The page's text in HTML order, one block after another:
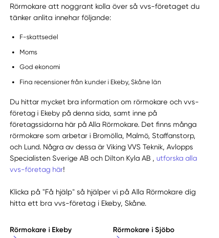
Rörmokare att noggrant kolla över så vvs-företaget du
tänker anlita innehar följande:
F-skattsedel
Moms
God ekonomi
Fina recensioner från kunder i Ekeby, Skåne län
Du hittar mycket bra information om rörmokare och vvs-
företag i Ekeby på denna sida, samt inne på
företagssidorna här på Alla Rörmokare. Det finns många
rörmokare som arbetar i Bromölla, Malmö, Staffanstorp,
och Lund. Några av dessa är Viking VVS Teknik, Avlopps
Specialisten Sverige AB och Dilton Kyla AB ,utforska alla
vvs-företag här!
Klicka på "Få hjälp" så hjälper vi på Alla Rörmokare dig
hitta ett bra vvs-företag i Ekeby, Skåne.
Rörmokare i Ekeby Rörmokare i Sjöbo